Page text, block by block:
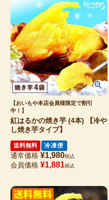
【おいもや本店会員様限定で割引
中！】
紅はるかの焼き芋 (4本) 【冷や
し焼き芋タイプ】
送料無料 冷凍便
通常価格 ¥1,980税込
会員価格 ¥1,881税込